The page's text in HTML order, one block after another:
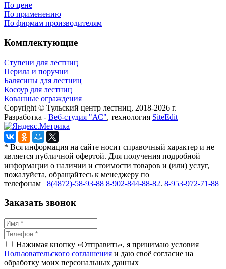
По цене
По применению
По фирмам производителям
Комплектующие
Ступени для лестниц
Перила и поручни
Балясины для лестниц
Косоур для лестниц
Кованные ограждения
Copyright © Тульский центр лестниц, 2018-2026 г.
Разработка - Веб-студия "АС", технология SiteEdit
* Вся информация на сайте носит справочный характер и не
является публичной офертой. Для получения подробной
информации о наличии и стоимости товаров и (или) услуг,
пожалуйста, обращайтесь к менеджеру по
телефонам 8(4872)-58-93-88 8-902-844-88-82. 8-953-972-71-88
Заказать звонок
Нажимая кнопку «Отправить», я принимаю условия
Пользовательского соглашения и даю своё согласие на
обработку моих персональных данных